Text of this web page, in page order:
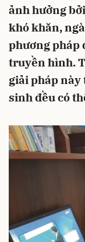
ảnh hưởng
khó khăn,
phương pháp
truyền hình.
giải pháp này
sinh đều có